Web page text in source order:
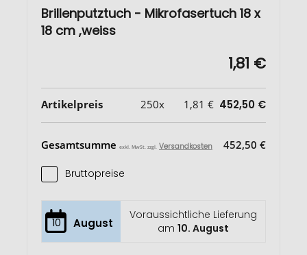
Brillenputztuch - Mikrofasertuch 18 x
18 cm ,weiss
1,81 €
Artikelpreis 250x 1,81 € 452,50 €
Gesamtsumme exkl. MwSt. zzgl. Versandkosten 452,50 €
Bruttopreise
10 August
Voraussichtliche Lieferung
am 10. August